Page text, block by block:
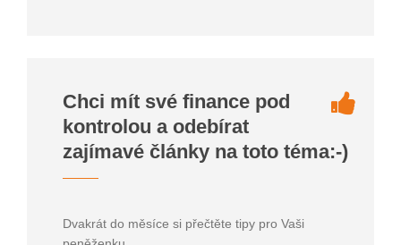
Chci mít své finance pod
kontrolou a odebírat
zajímavé články na toto téma:-)
Dvakrát do měsíce si přečtěte tipy pro Vaši